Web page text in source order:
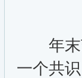
年末艺
一个共